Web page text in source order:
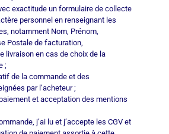
exactitude un formulaire de collecte
personnel en renseignant les
notamment Nom, Prénom,
Postale de facturation,
livraison en cas de choix de la
;
de la commande et des
par l’acheteur ;
et acceptation des mentions
j’ai lu et j’accepte les CGV et